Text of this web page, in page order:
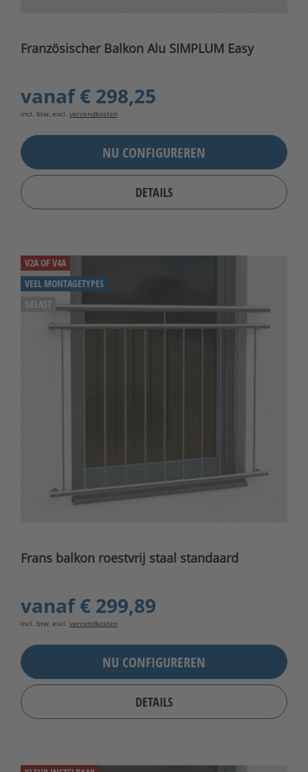
Französischer Balkon Alu SIMPLUM Easy
vanaf€ 298,25
incl. btw, excl. verzendkosten
NU CONFIGUREREN
DETAILS
V2A OF V4A
VEEL MONTAGETYPES
GELAST
Frans balkon roestvrij staal standaard
vanaf€ 299,89
incl. btw, excl. verzendkosten
NU CONFIGUREREN
DETAILS